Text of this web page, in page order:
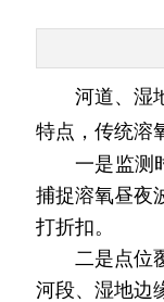
河道、湿
特点，传统溶
一是监测
捕捉溶氧昼夜
打折扣。
二是点位
河段、湿地边